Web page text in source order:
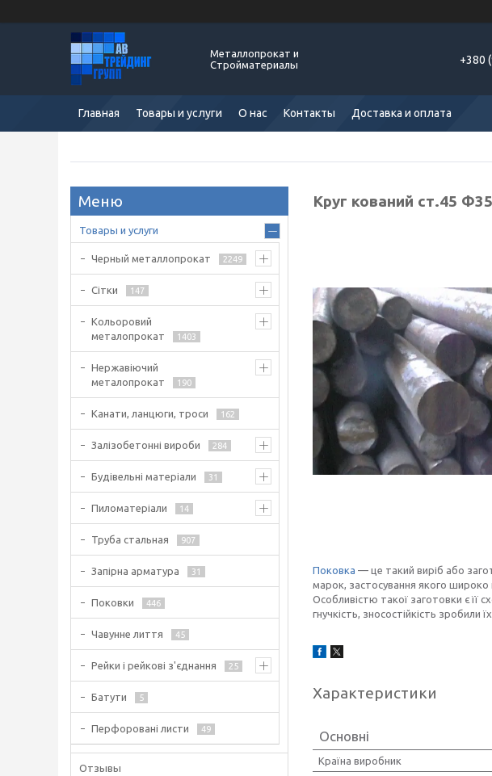
Металлопрокат и
Стройматериалы
+380
Главная Товары и услуги О нас Контакты Доставка и оплата
Круг кований ст.45
Поковка — це такий виріб або
марок, застосування якого широко
Особливістю такої заготовки є її
гнучкість, зносостійкість зробили
Характеристики
Основні
Країна виробник
Товары и услуги
Черный металлопрокат 2249
Сітки 147
Кольоровий
металопрокат
1403
Нержавіючий
металопрокат
190
Канати, ланцюги, троси 162
Залізобетонні вироби 284
Будівельні матеріали 31
Пиломатеріали 14
Труба стальная 907
Запірна арматура 31
Поковки 446
Чавунне лиття 45
Рейки і рейкові з'єднання 25
Батути 5
Перфоровані листи 49
Отзывы